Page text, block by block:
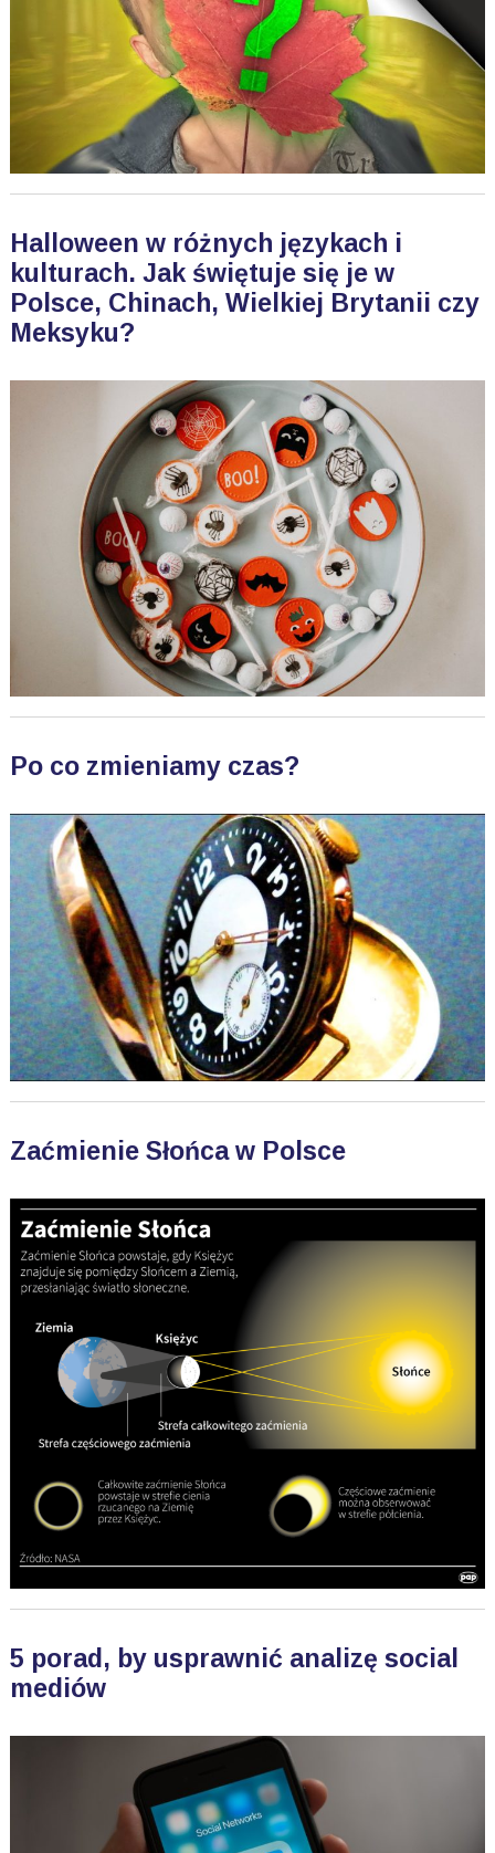
Halloween w różnych językach i
kulturach. Jak świętuje się je w
Polsce, Chinach, Wielkiej Brytanii czy
Meksyku?
Po co zmieniamy czas?
Zaćmienie Słońca w Polsce
5 porad, by usprawnić analizę social
mediów